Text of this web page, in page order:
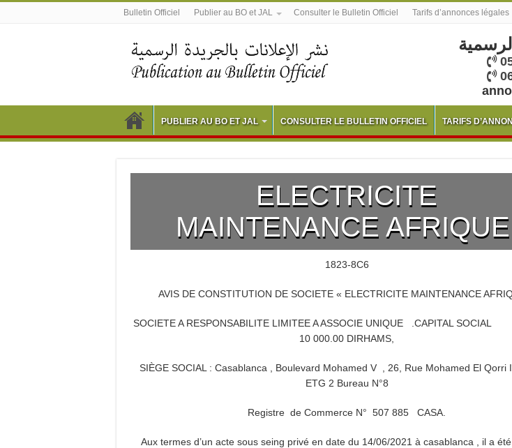
Bulletin Officiel Publier au BO et JAL Consulter le Bulletin Officiel Tarifs d’annonces légales
PUBLIER AU BO ET JAL CONSULTER LE BULLETIN OFFICIEL TARIFS
ELECTRICITE
MAINTENANCE AFRIQUE
1823-8C6
AVIS DE CONSTITUTION DE SOCIETE « ELECTRICITE MAINTENANCE
SOCIETE A RESPONSABILITE LIMITEE A ASSOCIE UNIQUE .CAPITAL
10 000.00 DIRHAMS,
SIÈGE SOCIAL : Casablanca , Boulevard Mohamed V , 26, Rue Mohamed El Qorri
ETG 2 Bureau N°8
Registre de Commerce N° 507 885 CASA.
Aux termes d’un acte sous seing privé en date du 14/06/2021 à casablanca , il a